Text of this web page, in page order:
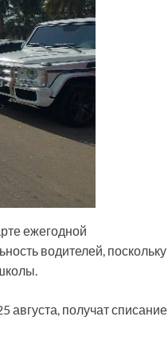
ежегодной
водителей, поскольку
августа, получат списание